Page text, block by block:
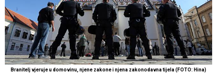
Branitelj vjeruje u domovinu, njene zakone i njena zakonodavna tijela (FOTO: Hina)